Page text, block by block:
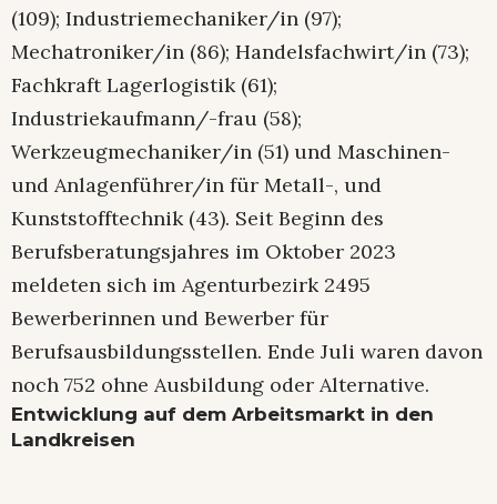
(109); Industriemechaniker/in (97);
Mechatroniker/in (86); Handelsfachwirt/in (73);
Fachkraft Lagerlogistik (61);
Industriekaufmann/-frau (58);
Werkzeugmechaniker/in (51) und Maschinen-
und Anlagenführer/in für Metall-, und
Kunststofftechnik (43). Seit Beginn des
Berufsberatungsjahres im Oktober 2023
meldeten sich im Agenturbezirk 2495
Bewerberinnen und Bewerber für
Berufsausbildungsstellen. Ende Juli waren davon
noch 752 ohne Ausbildung oder Alternative.
Entwicklung auf dem Arbeitsmarkt in den
Landkreisen